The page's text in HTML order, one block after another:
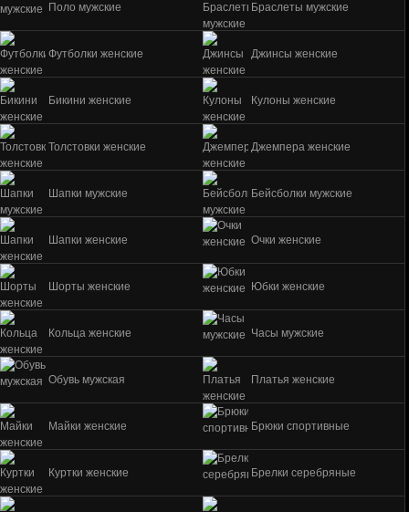
Поло мужские Браслеты мужские
Футболки женские Джинсы женские
Бикини женские Кулоны женские
Толстовки женские Джемпера женские
Шапки мужские Бейсболки мужские
Шапки женские Очки женские
Шорты женские Юбки женские
Кольца женские Часы мужские
Обувь мужская Платья женские
Майки женские Брюки спортивные
Куртки женские Брелки серебряные